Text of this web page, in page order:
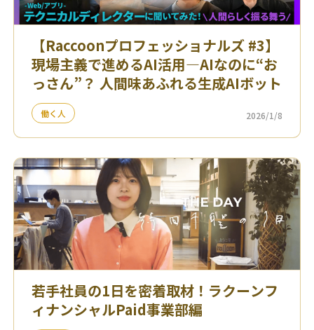
【Raccoonプロフェッショナルズ #3】
現場主義で進めるAI活用—AIなのに“お
っさん”？ 人間味あふれる生成AIボット
働く人 2026/1/8
若手社員の1日を密着取材！ラクーンフ
ィナンシャルPaid事業部編